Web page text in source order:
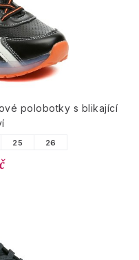
polobotky s blikající
25 26